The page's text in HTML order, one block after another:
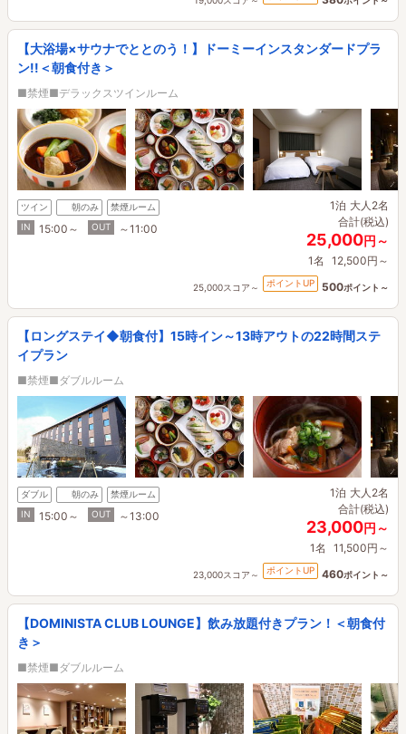
【大浴場×サウナでととのう！】ドーミーインスタンダードプラ
ン!!＜朝食付き＞
■禁煙■デラックスツインルーム
ツイン 朝のみ
禁煙ルーム
IN
15:00～ OUT ～11:00
1泊 大人2名
合計(税込)
25,000円～
1名 12,500円～
25,000スコア～ ポイントUP 500ポイント～
【ロングステイ◆朝食付】15時イン～13時アウトの22時間ステ
イプラン
■禁煙■ダブルルーム
ダブル 朝のみ
禁煙ルーム
IN
15:00～ OUT ～13:00
1泊 大人2名
合計(税込)
23,000円～
1名 11,500円～
23,000スコア～ ポイントUP 460ポイント～
【DOMINISTA CLUB LOUNGE】飲み放題付きプラン！＜朝食付
き＞
■禁煙■ダブルルーム